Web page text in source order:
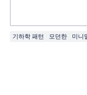
기하학 패턴 모던한 미니